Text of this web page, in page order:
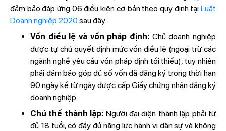
đảm bảo đáp ứng 06 điều kiện cơ bản theo quy định tạiLuật
Doanh nghiệp 2020 sau đây:
Vốn điều lệ và vốn pháp định: Chủ doanh nghiệp
được tự chủ quyết định mức vốn điều lệ (ngoại trừ các
ngành nghề yêu cầu vốn pháp định tối thiểu), tuy nhiên
phải đảm bảo góp đủ số vốn đã đăng ký trong thời hạn
90 ngày kể từ ngày được cấp Giấy chứng nhận đăng ký
doanh nghiệp.
Chủ thể thành lập: Người đại diện thành lập phải từ
đủ 18 tuổi, có đầy đủ năng lực hành vi dân sự và không